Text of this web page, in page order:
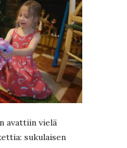
avattiin vielä
sukulaisen